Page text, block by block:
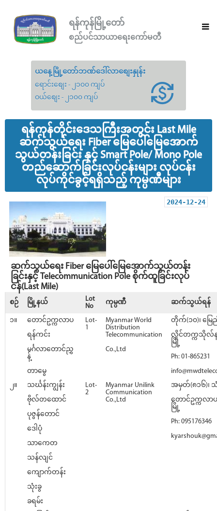
ရန်ကုန်မြို့တော်
စည်ပင်သာယာရေးကော်မတီ
ယနေ့မြို့တော်ဘဏ်ဒေါ်လာစျေးနှုန်း
ရောင်းစျေး - ၂၁၀၀ ကျပ်
ဝယ်စျေး - ၂၁၀၀ ကျပ်
ရန်ကုန်တိုင်းဒေသကြီးအတွင်း Last Mile
ဆက်သွယ်ရေး Fiber မြေပေါ်မြေအောက်
သွယ်တန်းခြင်း နှင့် Smart Pole/ Mono Pole
တည်ဆောက်ခြင်းလုပ်ငန်းများ လုပ်ငန်း
လုပ်ကိုင်ခွင့်ရရှိသည့် ကုမ္ပဏီများ
2024-12-24
ဆက်သွယ်ရေး Fiber မြေပေါ်မြေအောက်သွယ်တန်း
ခြင်းနှင့် Telecommunication Pole စိုက်ထူခြင်းလုပ်
ငန်(Last Mile)
စဉ် မြို့နယ်
Lot
No
ကုမ္ပဏီ ဆက်သွယ်ရန်
၁။
တောင်ဥက္ကလာပ
ရန်ကင်း
မင်္ဂလာတောင်ညွှ
န့်
တာမွေ
Lot-
1
Myanmar World
Distribution
Telecommunication
Co.,Ltd
တိုက်(၁၀)၊ မြေညီ
လှိုင်တက္ကသိုလ်န
မြို့
Ph: 01-865231
၂။
သင်္ဃန်းကျွန်း
ဗိုလ်တထောင်
ပုဇွန်တောင်
ဒေါပုံ
သာကေတ
သန်လျင်
ကျောက်တန်း
သုံးခွ
ခရမ်း
Lot-
2
Myanmar Unilink
Communication
Co.,Ltd
အမှတ်(၈၁၆)၊
တောင်ဥက္ကလာ
မြို့
Ph: 095176346